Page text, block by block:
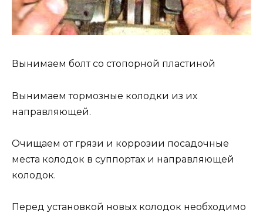
Вынимаем болт со стопорной пластиной
Вынимаем тормозные колодки из их
направляющей.
Очищаем от грязи и коррозии посадочные
места колодок в суппортах и направляющей
колодок.
Перед установкой новых колодок необходимо